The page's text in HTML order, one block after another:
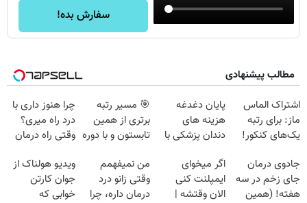
سفارش بده!
مطالب پیشنهادی
اشتراک الماس
ماز: برای رتبه
یک‌های کنکور!
پایان دغدغه
هزینه های
دندان پزشکی با
خانگی
🎯 مسیر رتبه
برتری از همین
تابستون و با دوره
میشه!
چرا هنوز داری با
درد راه میری؟
وقتی راه درمان
جادوی درمان
جای زخم در سه
هفته! (همین
اگر میخوای
ایمپلنت کنی
الان وقتشه |
من نمیفهمم
وقتی زانو درد
درمان داره، چرا
ویدیو هولناک از
جوان کارتن
خوابی که